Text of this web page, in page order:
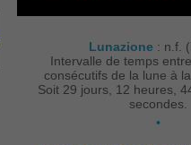
Lunazione : n.f.
Intervalle de temps
consécutifs de la lune à
Soit 29 jours, 12 heures,
secondes.
•